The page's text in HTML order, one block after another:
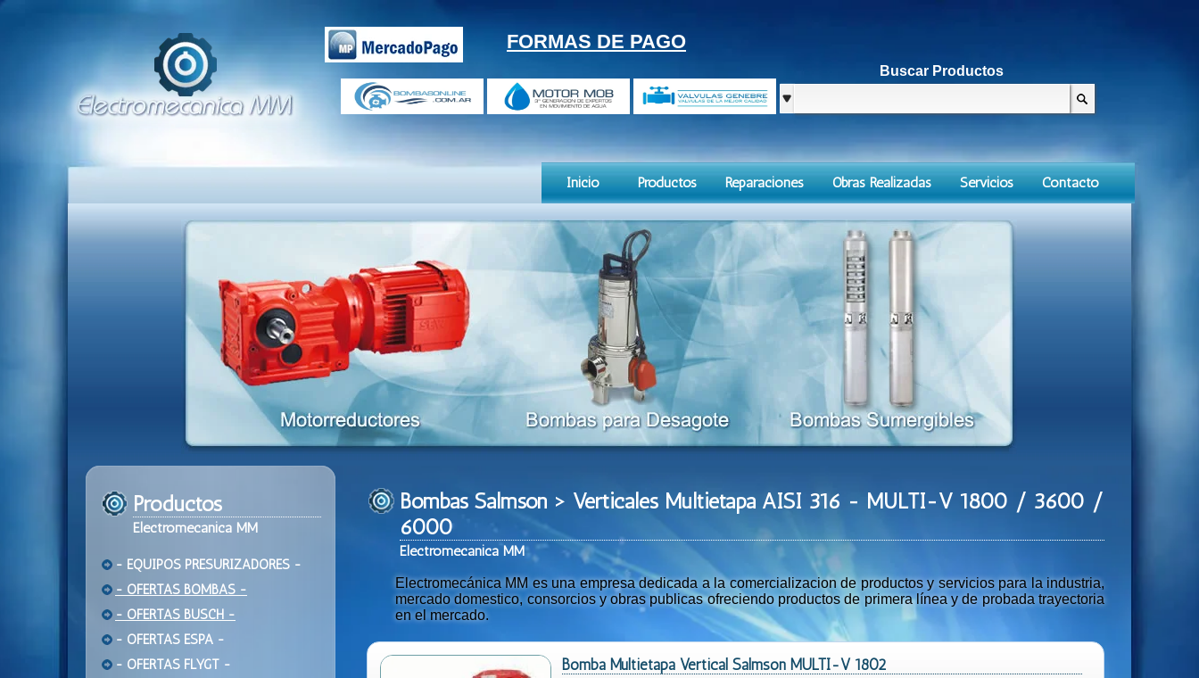
FORMAS DE PAGO
Buscar Productos
Inicio Productos Reparaciones Obras Realizadas Servicios Contacto
Productos
Electromecanica MM
- EQUIPOS PRESURIZADORES -
- OFERTAS BOMBAS -
- OFERTAS BUSCH -
- OFERTAS ESPA -
- OFERTAS FLYGT -
Bombas Salmson > Verticales Multietapa AISI 316 - MULTI-V 1800 / 3600 /
6000
Electromecanica MM
Electromecánica MM es una empresa dedicada a la comercializacion de productos y servicios para la industria,
mercado domestico, consorcios y obras publicas ofreciendo productos de primera línea y de probada trayectoria
en el mercado.
Bomba Multietapa Vertical Salmson MULTI-V 1802